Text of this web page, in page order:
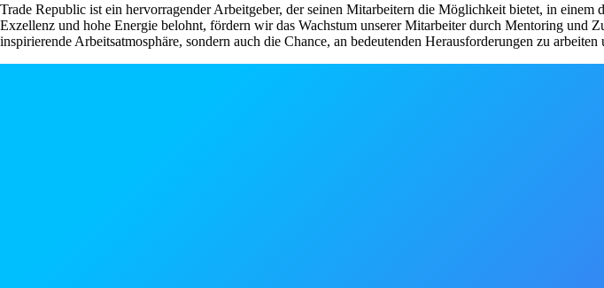
Trade Republic ist ein hervorragender Arbeitgeber, der seinen Mitarbeitern die Möglichkeit bietet, in
Exzellenz und hohe Energie belohnt, fördern wir das Wachstum unserer Mitarbeiter durch Mentoring
inspirierende Arbeitsatmosphäre, sondern auch die Chance, an bedeutenden Herausforderungen zu